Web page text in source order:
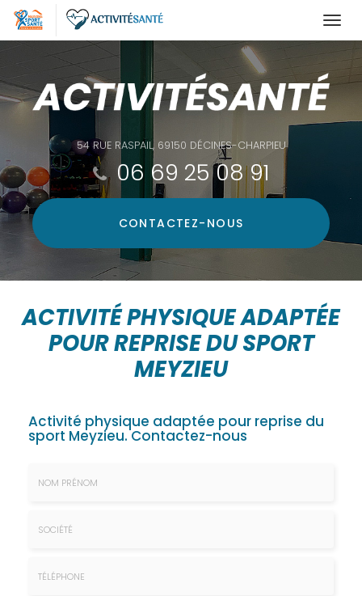
au
contenu
principal
54 RUE RASPAIL, 69150 DÉCINES-CHARPIEU
06 69 25 08 91
CONTACTEZ- NOUS
ACTIVITÉ PHYSIQUE ADAPTÉE
POUR REPRISE DU SPORT
MEYZIEU
Activité physique adaptée pour reprise du
sport Meyzieu.Contactez-nous